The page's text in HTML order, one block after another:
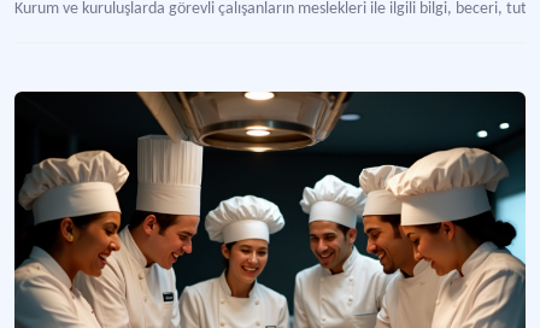
Kurum ve kuruluşlarda görevli çalışanların meslekleri ile ilgili bilgi, beceri,